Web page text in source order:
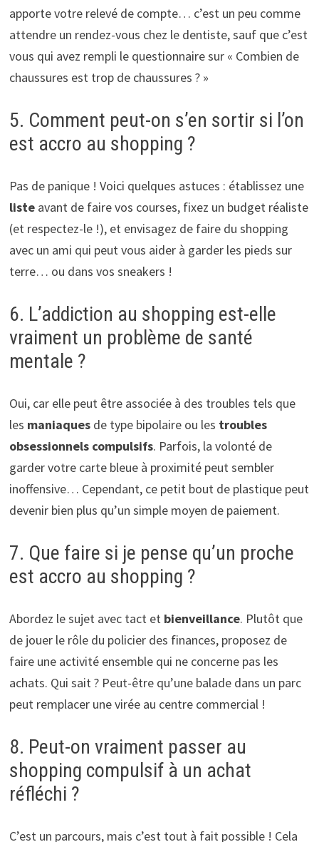
apporte votre relevé de compte… c’est un peu comme
attendre un rendez-vous chez le dentiste, sauf que c’est
vous qui avez rempli le questionnaire sur « Combien de
chaussures est trop de chaussures ? »
5. Comment peut-on s’en sortir si l’on
est accro au shopping ?
Pas de panique ! Voici quelques astuces : établissez une
listeavant de faire vos courses, fixez un budget réaliste
(et respectez-le !), et envisagez de faire du shopping
avec un ami qui peut vous aider à garder les pieds sur
terre… ou dans vos sneakers !
6. L’addiction au shopping est-elle
vraiment un problème de santé
mentale ?
Oui, car elle peut être associée à des troubles tels que
les maniaquesde type bipolaire ou les troubles
obsessionnels compulsifs. Parfois, la volonté de
garder votre carte bleue à proximité peut sembler
inoffensive… Cependant, ce petit bout de plastique peut
devenir bien plus qu’un simple moyen de paiement.
7. Que faire si je pense qu’un proche
est accro au shopping ?
Abordez le sujet avec tact et bienveillance. Plutôt que
de jouer le rôle du policier des finances, proposez de
faire une activité ensemble qui ne concerne pas les
achats. Qui sait ? Peut-être qu’une balade dans un parc
peut remplacer une virée au centre commercial !
8. Peut-on vraiment passer au
shopping compulsif à un achat
réfléchi ?
C’est un parcours, mais c’est tout à fait possible ! Cela